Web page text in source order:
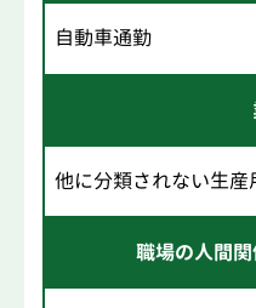
自動車通勤
他に分類されない生
職場の人間